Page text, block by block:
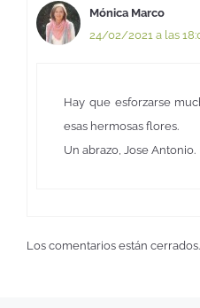
Mónica Marco
24/02/2021 a las
Hay que esforzarse
esas hermosas flores.
Un abrazo, Jose Antonio.
Los comentarios están cerrados.